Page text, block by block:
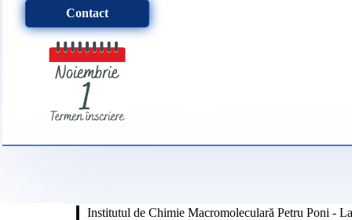
Contact
Institutul de Chimie Macromoleculară Petru Poni -